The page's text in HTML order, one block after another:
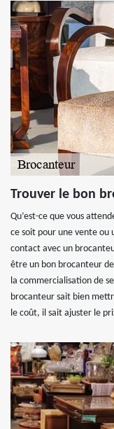
Trouver le bon
Qu’est-ce que vous
ce soit pour une vente ou
contact avec un
être un bon brocanteur
la commercialisation de
brocanteur sait bien
le coût, il sait ajuster le